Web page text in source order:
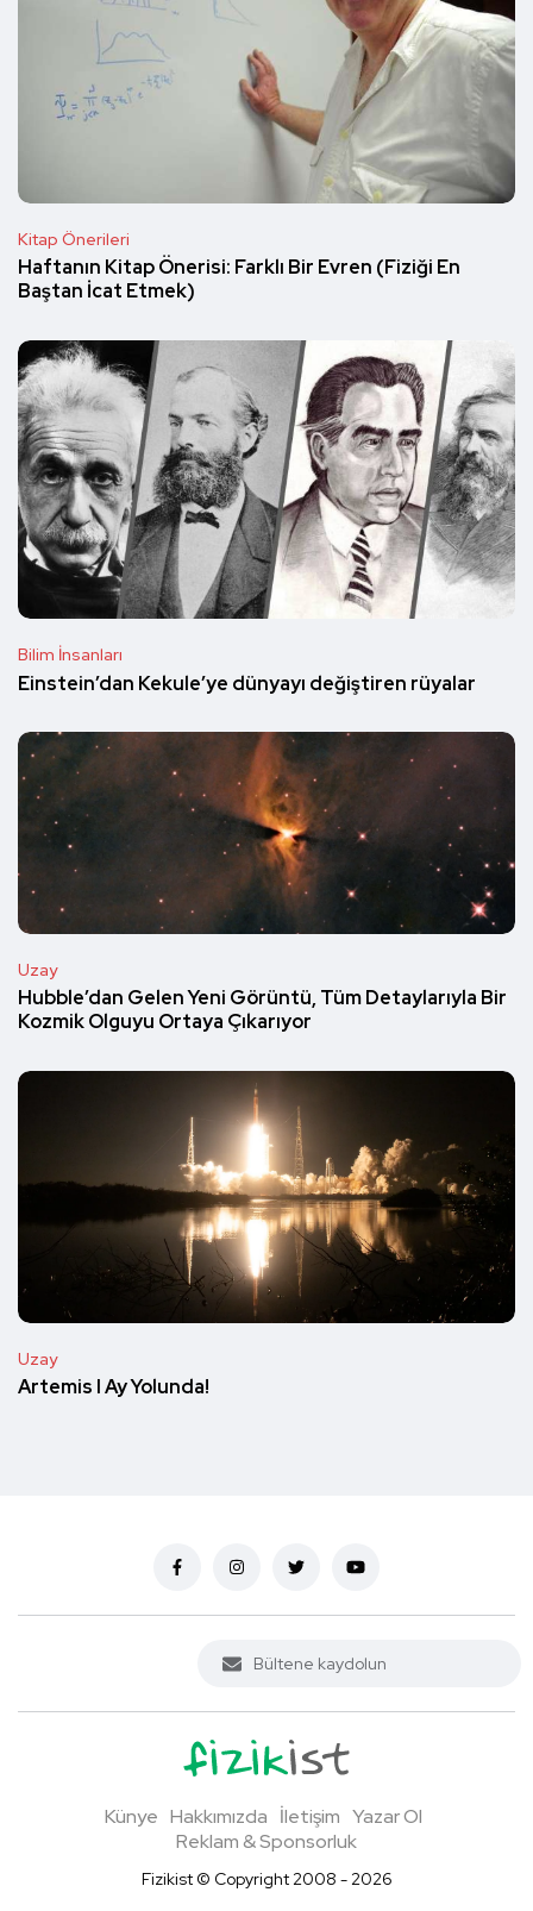
Kitap Önerileri
Haftanın Kitap Önerisi: Farklı Bir Evren (Fiziği En
Baştan İcat Etmek)
Bilim İnsanları
Einstein’dan Kekule’ye dünyayı değiştiren rüyalar
Uzay
Hubble’dan Gelen Yeni Görüntü, Tüm Detaylarıyla Bir
Kozmik Olguyu Ortaya Çıkarıyor
Uzay
Artemis I Ay Yolunda!
Künye Hakkımızda İletişim Yazar Ol
Reklam & Sponsorluk
Fizikist © Copyright 2008 - 2026